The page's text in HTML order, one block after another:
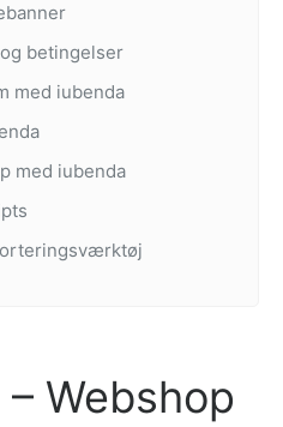
betingelser
med iubenda
med iubenda
Webshop